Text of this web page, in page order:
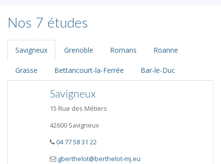
Nos 7 études
Savigneux Grenoble Romans Roanne
Grasse Bettancourt-la-Ferrée Bar-le-Duc
Savigneux
15 Rue des Métiers
42600 Savigneux
04 77 58 31 22
gberthelot@berthelot-mj.eu